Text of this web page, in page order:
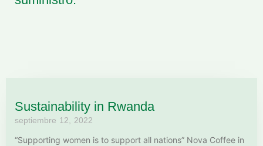
Sustainability in Rwanda
septiembre 12, 2022
“Supporting women is to support all nations” Nova Coffee in